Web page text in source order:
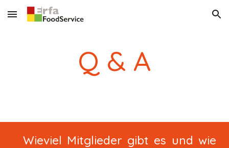
Skip to main content Skip to navigation
Q & A
Wieviel Mitglieder gibt es und wie